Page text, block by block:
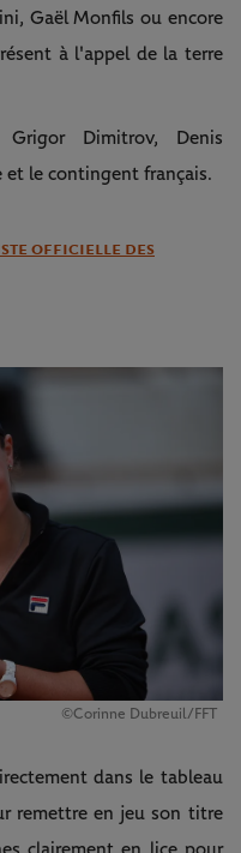
Gaël Monfils ou encore
à l'appel de la terre
Dimitrov, Denis
et le contingent français.
officielle des
©Corinne Dubreuil/FFT
dans le tableau
remettre en jeu son titre